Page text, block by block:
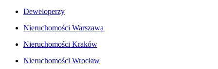
Deweloperzy
Nieruchomości Warszawa
Nieruchomości Kraków
Nieruchomości Wrocław